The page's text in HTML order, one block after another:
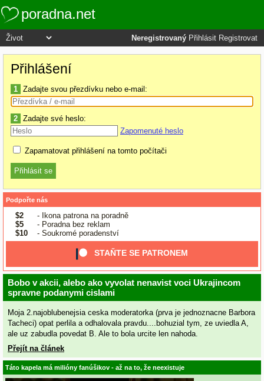
poradna.net
Neregistrovaný Přihlásit Registrovat
Přihlášení
1 Zadajte svou přezdívku nebo e-mail:
2 Zadajte své heslo:
Zapomenuté heslo
Zapamatovat přihlášení na tomto počítači
Podpořte nás
$2
- Ikona patrona na poradně
$5
- Poradna bez reklam
$10
- Soukromé poradenství
STAŇTE SE PATRONEM
Bobo v akcii, alebo ako vyvolat nenavist voci Ukrajincom
spravne podanymi cislami
Moja 2.najoblubenejsia ceska moderatorka (prva je jednoznacne Barbora
Tacheci) opat perlila a odhalovala pravdu....bohuzial tym, ze uviedla A,
ale uz zabudla povedat B. Ale to bola urcite len nahoda.
Přejít na článek
Táto kapela má milióny fanúšikov - až na to, že neexistuje